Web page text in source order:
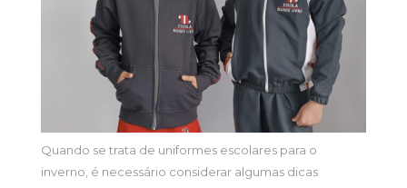
Quando se trata de uniformes escolares para o
inverno, é necessário considerar algumas dicas